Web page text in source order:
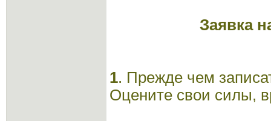
Заявка
1. Прежде чем
Оцените свои силы,